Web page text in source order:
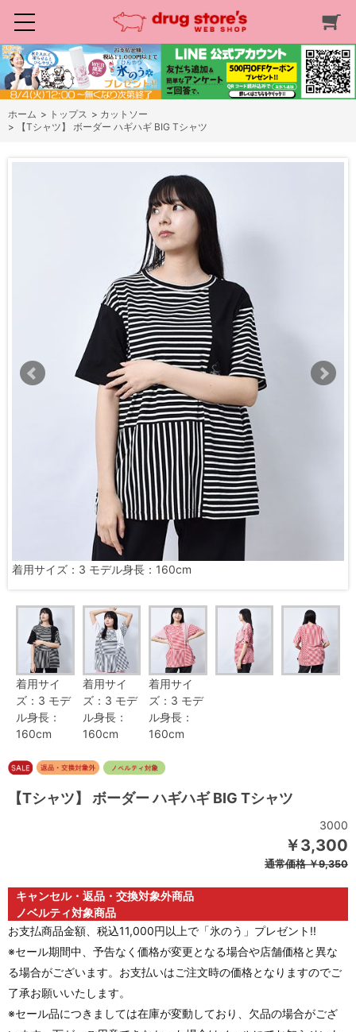
ホーム > トップス > カットソー
>
【Tシャツ】 ボーダー ハギハギ BIG Tシャツ
着用サイズ：3 モデル身長：160cm
着用サイ
ズ：3 モデ
ル身長：
160cm
着用サイ
ズ：3 モデ
ル身長：
160cm
着用サイ
ズ：3 モデ
ル身長：
160cm
【Tシャツ】 ボーダー ハギハギ BIG Tシャツ
3000
￥3,300
通常価格￥9,350
キャンセル・返品・交換対象外商品
ノベルティ対象商品
お支払商品金額、税込11,000円以上で「氷のう」プレゼント!!
※セール期間中、予告なく価格が変更となる場合や店舗価格と異な
る場合がございます。お支払いはご注文時の価格となりますのでご
了承お願いいたします。
※セール品につきましては在庫が変動しており、欠品の場合がござ